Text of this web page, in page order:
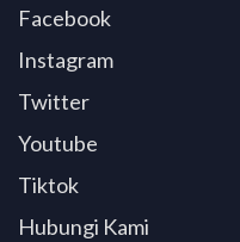
Facebook
Instagram
Twitter
Youtube
Tiktok
Hubungi Kami